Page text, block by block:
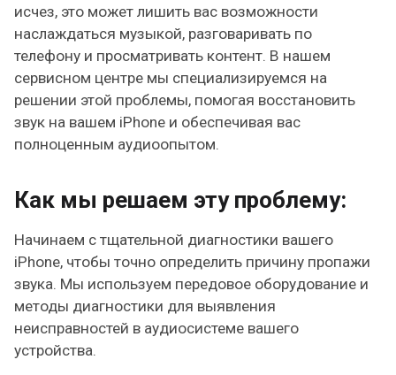
исчез, это может лишить вас возможности
наслаждаться музыкой, разговаривать по
телефону и просматривать контент. В нашем
сервисном центре мы специализируемся на
решении этой проблемы, помогая восстановить
звук на вашем iPhone и обеспечивая вас
полноценным аудиоопытом.
Как мы решаем эту проблему:
Начинаем с тщательной диагностики вашего
iPhone, чтобы точно определить причину пропажи
звука. Мы используем передовое оборудование и
методы диагностики для выявления
неисправностей в аудиосистеме вашего
устройства.